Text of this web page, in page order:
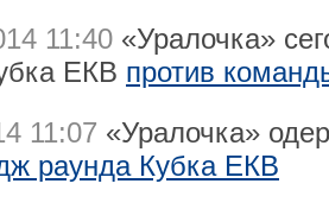
11:40 «Уралочка»
ЕКВ против
11:07 «Уралочка»
раунда Кубка ЕКВ